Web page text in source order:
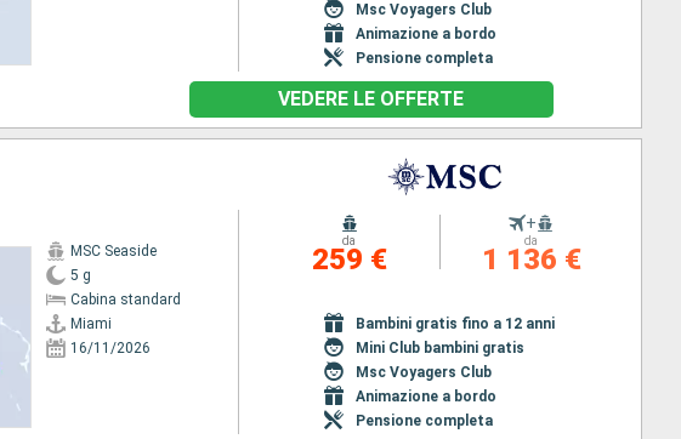
Msc Voyagers Club
Animazione a bordo
Pensione completa
VEDERE LE OFFERTE
MSC Seaside
5 g
Cabina standard
Miami
16/11/2026
da
259 €
+
da
1 136 €
Bambini gratis fino a 12 anni
Mini Club bambini gratis
Msc Voyagers Club
Animazione a bordo
Pensione completa